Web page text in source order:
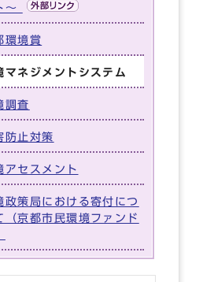
～
環境賞
マネジメントシステム
調査
防止対策
アセスメント
政策局における寄付につ
（京都市民環境ファンド